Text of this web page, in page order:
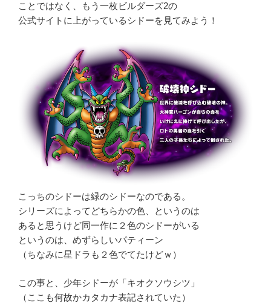
ことではなく、もう一枚ビルダーズ2の
公式サイトに上がっているシドーを見てみよう！
こっちのシドーは緑のシドーなのである。
シリーズによってどちらかの色、というのは
あると思うけど同一作に２色のシドーがいる
というのは、めずらしいパティーン
（ちなみに星ドラも２色でてたけどｗ）
この事と、少年シドーが「キオクソウシツ」
（ここも何故かカタカナ表記されていた）